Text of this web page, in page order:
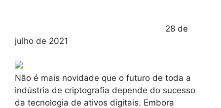
28 de
julho de 2021
Não é mais novidade que o futuro de toda a
indústria de criptografia depende do sucesso
da tecnologia de ativos digitais. Embora